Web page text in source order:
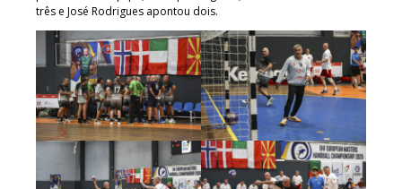
três e José Rodrigues apontou dois.